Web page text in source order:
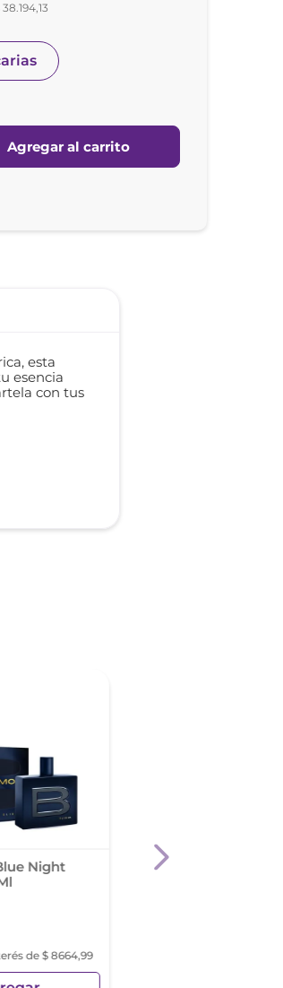
38.194,13
Agregar al carrito
esta
esencia
con tus
Night
de $ 8664,99
Lattafa Asad 100Ml